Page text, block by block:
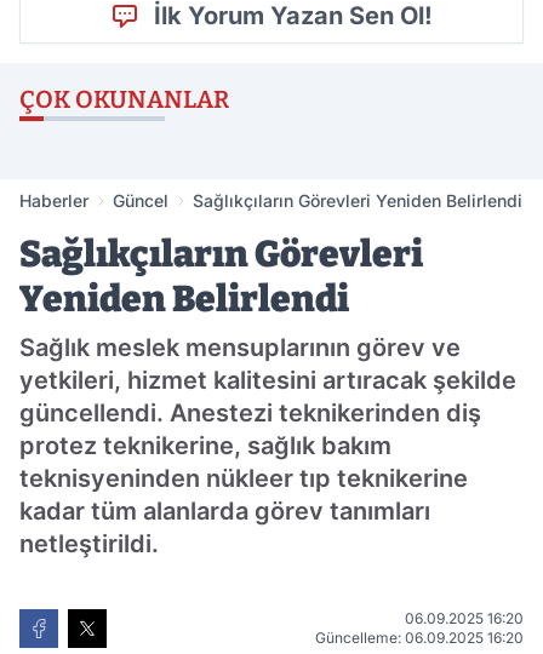
İlk Yorum Yazan Sen Ol!
ÇOK OKUNANLAR
Haberler Güncel Sağlıkçıların Görevleri Yeniden Belirlendi
Sağlıkçıların Görevleri
Yeniden Belirlendi
Sağlık meslek mensuplarının görev ve
yetkileri, hizmet kalitesini artıracak şekilde
güncellendi. Anestezi teknikerinden diş
protez teknikerine, sağlık bakım
teknisyeninden nükleer tıp teknikerine
kadar tüm alanlarda görev tanımları
netleştirildi.
06.09.2025 16:20
Güncelleme: 06.09.2025 16:20